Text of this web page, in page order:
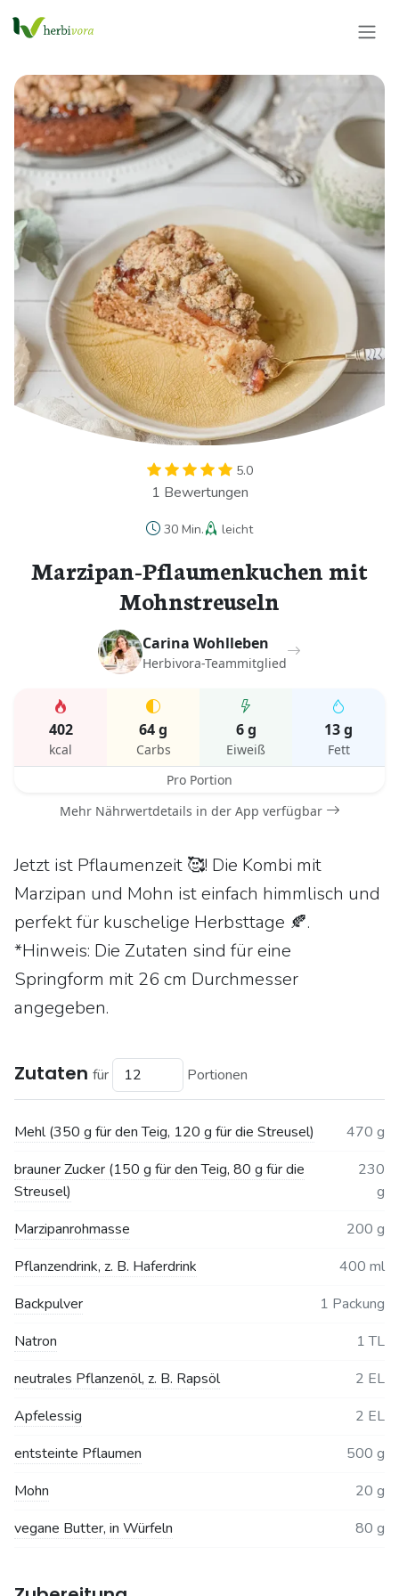
5.0
1 Bewertungen
30 Min. leicht
Marzipan-Pflaumenkuchen mit
Mohnstreuseln
Carina Wohlleben
Herbivora-Teammitglied
402
kcal
64 g
Carbs
6 g
Eiweiß
13 g
Fett
Pro Portion
Mehr Nährwertdetails in der App verfügbar
Jetzt ist Pflaumenzeit 🥰! Die Kombi mit
Marzipan und Mohn ist einfach himmlisch und
perfekt für kuschelige Herbsttage 🍂.
*Hinweis: Die Zutaten sind für eine
Springform mit 26 cm Durchmesser
angegeben.
Zutaten für Portionen
Mehl (350 g für den Teig, 120 g für die Streusel)
470 g
brauner Zucker (150 g für den Teig, 80 g für die
Streusel)
230
g
Marzipanrohmasse
200 g
Pflanzendrink, z. B. Haferdrink
400 ml
Backpulver
1 Packung
Natron
1 TL
neutrales Pflanzenöl, z. B. Rapsöl
2 EL
Apfelessig
2 EL
entsteinte Pflaumen
500 g
Mohn
20 g
vegane Butter, in Würfeln
80 g